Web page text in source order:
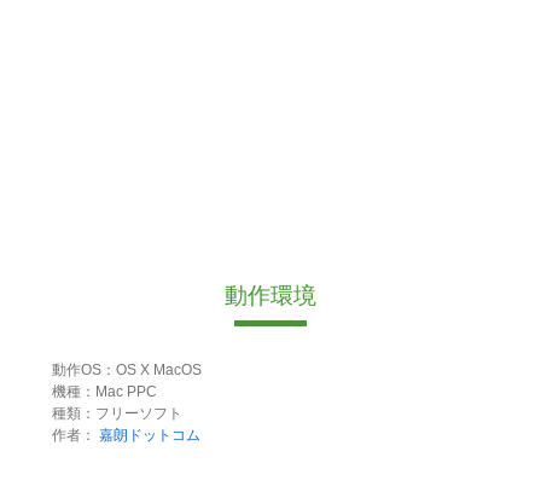
動作環境
動作OS：OS X MacOS
機種：Mac PPC
種類：フリーソフト
作者： 嘉朗ドットコム